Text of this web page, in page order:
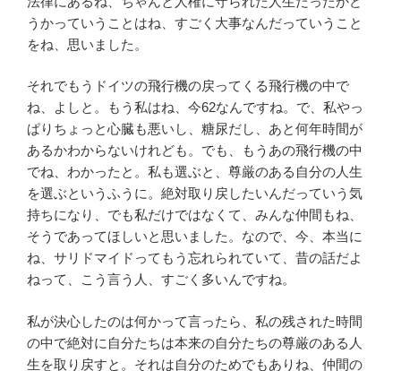
うかっていうことはね、すごく大事なんだっていうこと
をね、思いました。
それでもうドイツの飛行機の戻ってくる飛行機の中で
ね、よしと。もう私はね、今62なんですね。で、私やっ
ぱりちょっと心臓も悪いし、糖尿だし、あと何年時間が
あるかわからないけれども。でも、もうあの飛行機の中
でね、わかったと。私も選ぶと、尊厳のある自分の人生
を選ぶというふうに。絶対取り戻したいんだっていう気
持ちになり、でも私だけではなくて、みんな仲間もね、
そうであってほしいと思いました。なので、今、本当に
ね、サリドマイドってもう忘れられていて、昔の話だよ
ねって、こう言う人、すごく多いんですね。
私が決心したのは何かって言ったら、私の残された時間
の中で絶対に自分たちは本来の自分たちの尊厳のある人
生を取り戻すと。それは自分のためでもありね、仲間の